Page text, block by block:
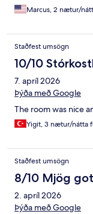
Marcus, 2 nætur/
Staðfest umsögn
10/10
7. apríl 2026
Þýða með Google
The room was nice
Yigit, 3 nætur/nátta
Staðfest umsögn
8/10 Mjög
2. apríl 2026
Þýða með Google